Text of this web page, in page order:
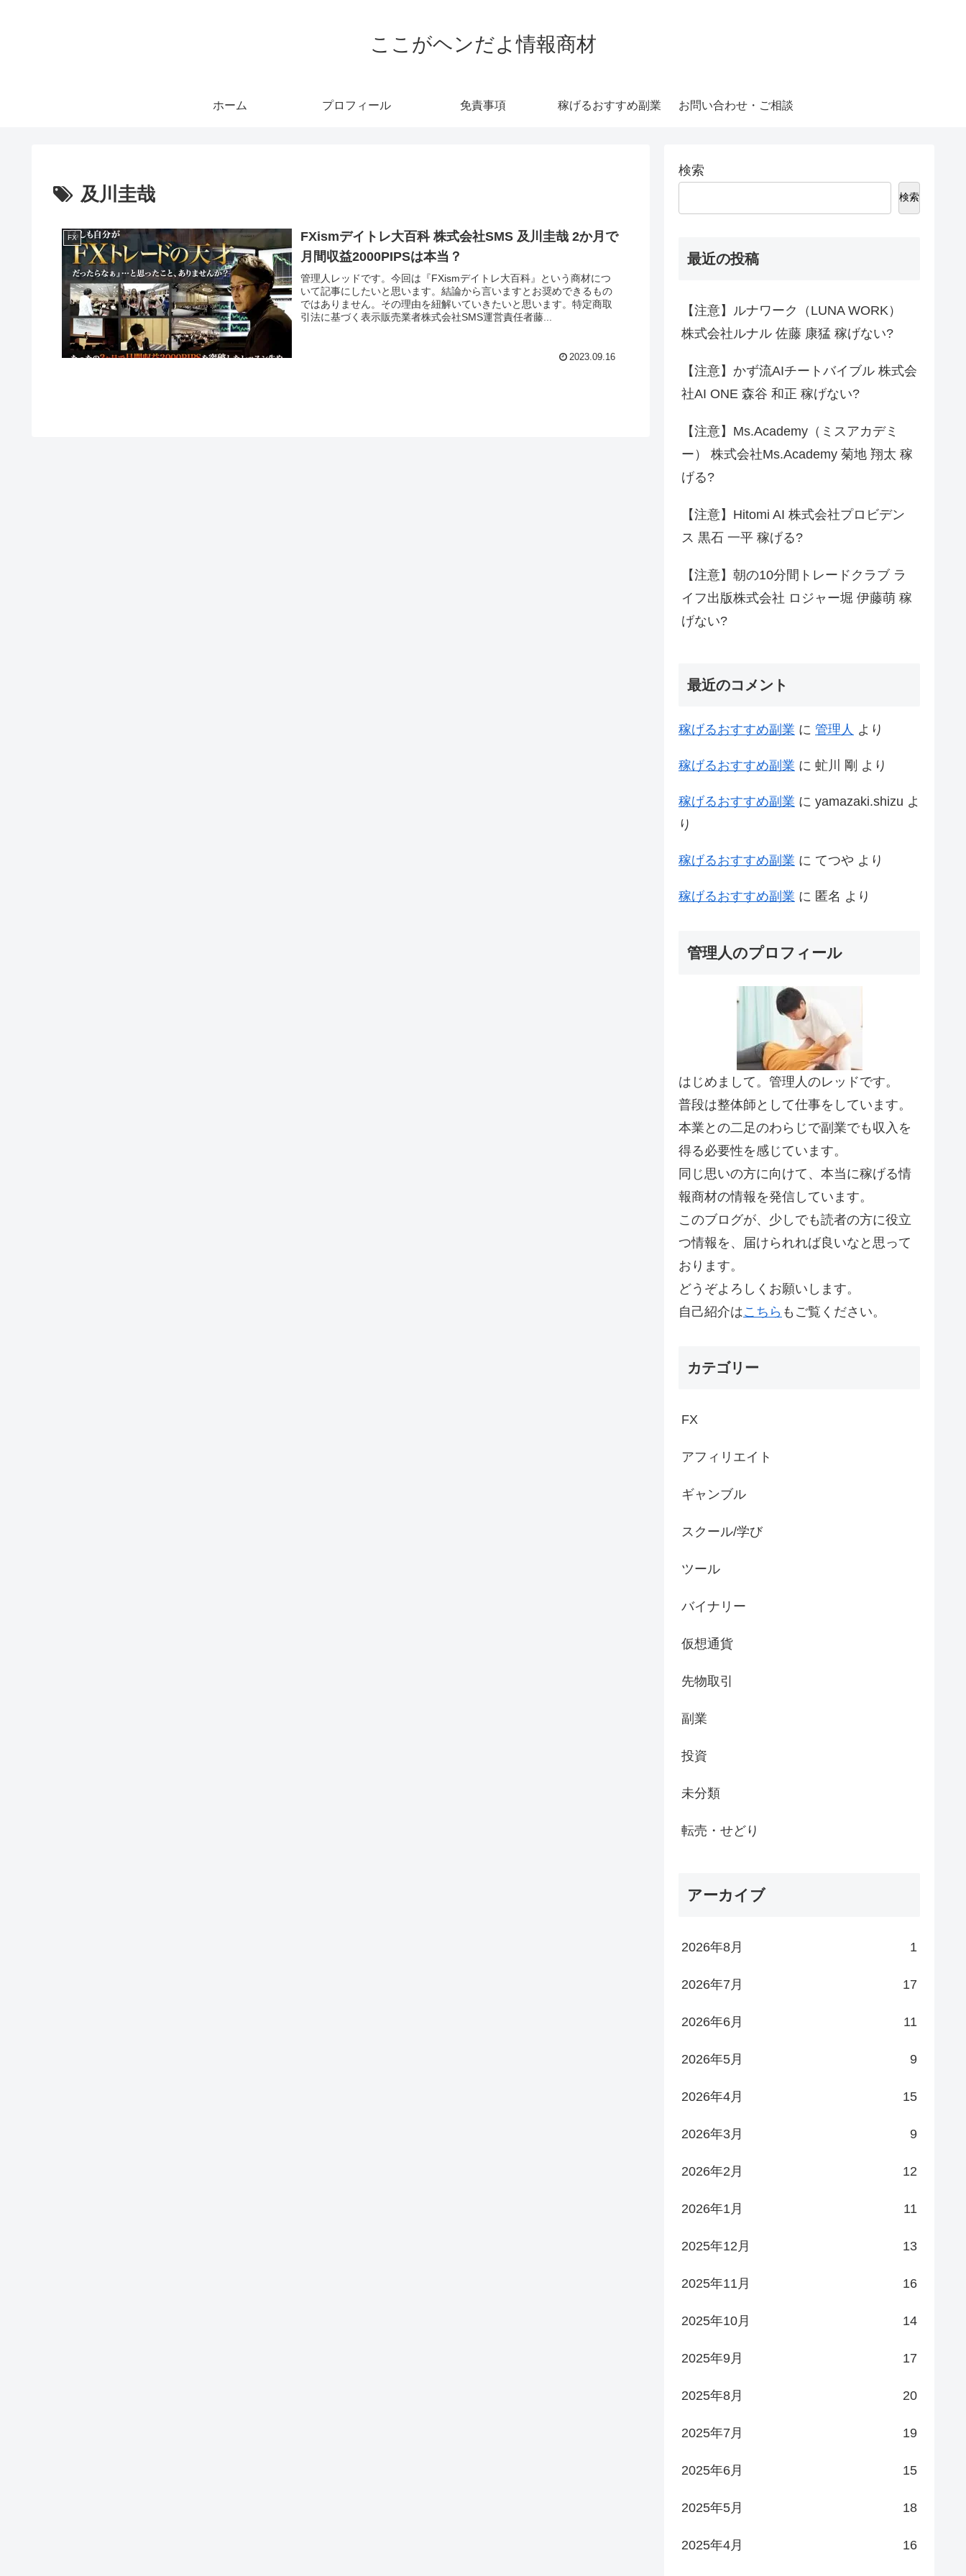
ここがヘンだよ情報商材
ホーム プロフィール 免責事項 稼げるおすすめ副業 お問い合わせ・ご相談
及川圭哉
FX
FXismデイトレ大百科 株式会社SMS 及川圭哉 2か月で
月間収益2000PIPSは本当？
管理人レッドです。今回は『FXismデイトレ大百科』という商材につ
いて記事にしたいと思います。結論から言いますとお奨めできるもの
ではありません。その理由を紐解いていきたいと思います。特定商取
引法に基づく表示販売業者株式会社SMS運営責任者藤...
2023.09.16
検索
検索
最近の投稿
【注意】ルナワーク（LUNA WORK）
株式会社ルナル 佐藤 康猛 稼げない?
【注意】かず流AIチートバイブル 株式会
社AI ONE 森谷 和正 稼げない?
【注意】Ms.Academy（ミスアカデミ
ー） 株式会社Ms.Academy 菊地 翔太 稼
げる?
【注意】Hitomi AI 株式会社プロビデン
ス 黒石 一平 稼げる?
【注意】朝の10分間トレードクラブ ラ
イフ出版株式会社 ロジャー堀 伊藤萌 稼
げない?
最近のコメント
稼げるおすすめ副業 に 管理人 より
稼げるおすすめ副業 に 虻川 剛 より
稼げるおすすめ副業 に yamazaki.shizu よ
り
稼げるおすすめ副業 に てつや より
稼げるおすすめ副業 に 匿名 より
管理人のプロフィール
はじめまして。管理人のレッドです。
普段は整体師として仕事をしています。
本業との二足のわらじで副業でも収入を
得る必要性を感じています。
同じ思いの方に向けて、本当に稼げる情
報商材の情報を発信しています。
このブログが、少しでも読者の方に役立
つ情報を、届けられれば良いなと思って
おります。
どうぞよろしくお願いします。
自己紹介はこちら もご覧ください。
カテゴリー
FX
アフィリエイト
ギャンブル
スクール/学び
ツール
バイナリー
仮想通貨
先物取引
副業
投資
未分類
転売・せどり
アーカイブ
2026年8月 1
2026年7月 17
2026年6月 11
2026年5月 9
2026年4月 15
2026年3月 9
2026年2月 12
2026年1月 11
2025年12月 13
2025年11月 16
2025年10月 14
2025年9月 17
2025年8月 20
2025年7月 19
2025年6月 15
2025年5月 18
2025年4月 16